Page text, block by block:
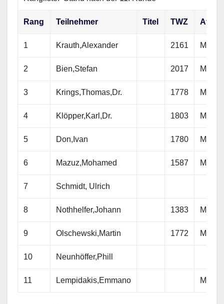
Rang Teilnehmer Titel TWZ At
1 Krauth,Alexander 2161 M
2 Bien,Stefan 2017 M
3 Krings,Thomas,Dr. 1778 M
4 Klöpper,Karl,Dr. 1803 M
5 Don,Ivan 1780 M
6 Mazuz,Mohamed 1587 M
7 Schmidt, Ulrich
8 Nothhelfer,Johann 1383 M
9 Olschewski,Martin 1772 M
10 Neunhöffer,Phill
11 Lempidakis,Emmano M